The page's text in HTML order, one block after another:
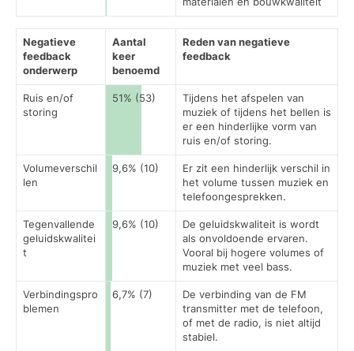
Negatieve
feedback
onderwerp
Aantal
keer
benoemd
Reden van negatieve
feedback
Ruis en/of
storing
51% (53)
Tijdens het afspelen van
muziek of tijdens het bellen is
er een hinderlijke vorm van
ruis en/of storing.
Volumeverschil
len
9,6% (10)
Er zit een hinderlijk verschil in
het volume tussen muziek en
telefoongesprekken.
Tegenvallende
geluidskwalitei
t
9,6% (10)
De geluidskwaliteit is wordt
als onvoldoende ervaren.
Vooral bij hogere volumes of
muziek met veel bass.
Verbindingspro
blemen
6,7% (7)
De verbinding van de FM
transmitter met de telefoon,
of met de radio, is niet altijd
stabiel.